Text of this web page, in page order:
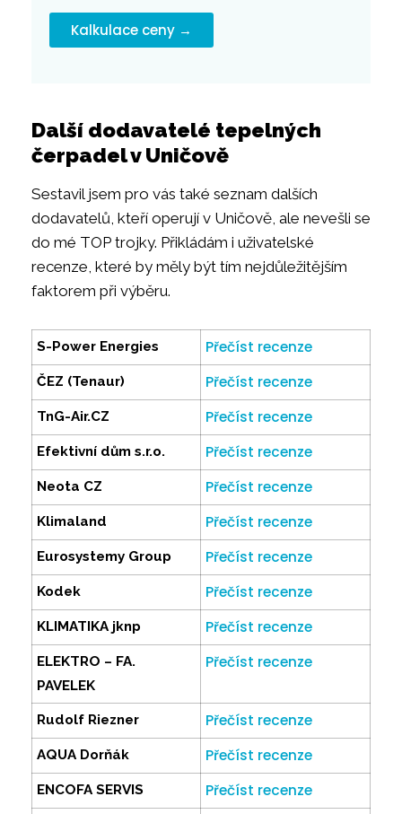
Kalkulace ceny →
Další dodavatelé tepelných
čerpadel v Uničově
Sestavil jsem pro vás také seznam dalších
dodavatelů, kteří operují v Uničově, ale nevešli se
do mé TOP trojky. Přikládám i uživatelské
recenze, které by měly být tím nejdůležitějším
faktorem při výběru.
S-Power Energies Přečíst recenze
ČEZ (Tenaur) Přečíst recenze
TnG-Air.CZ Přečíst recenze
Efektivní dům s.r.o. Přečíst recenze
Neota CZ Přečíst recenze
Klimaland Přečíst recenze
Eurosystemy Group Přečíst recenze
Kodek Přečíst recenze
KLIMATIKA jknp Přečíst recenze
ELEKTRO – FA.
PAVELEK
Přečíst recenze
Rudolf Riezner Přečíst recenze
AQUA Dorňák Přečíst recenze
ENCOFA SERVIS Přečíst recenze